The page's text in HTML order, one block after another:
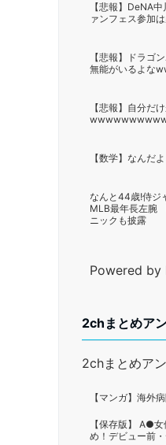
【悲報】DeNA
ァンフェス参加
【悲報】ドラゴ
無能がいるよな
【悲報】自分だ
【数学】なんだ
なんと44歳!侍ジ
MLB最年長左腕
ニックも披露
Powered by
2chまとめア
2chまとめア
【マンガ】海外
【保存版】 A●
め！デビュー前